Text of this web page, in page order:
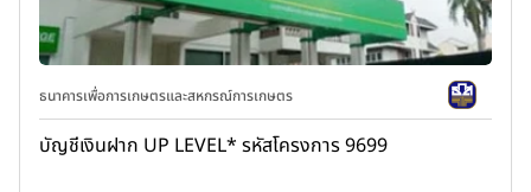
ธนาคารเพื่อการเกษตรและสหกรณ์การเกษตร
บัญชีเงินฝาก UP LEVEL* รหัสโครงการ 9699